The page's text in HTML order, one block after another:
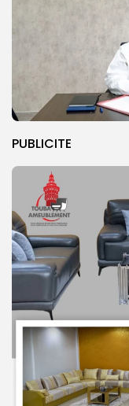
PUBLICITE